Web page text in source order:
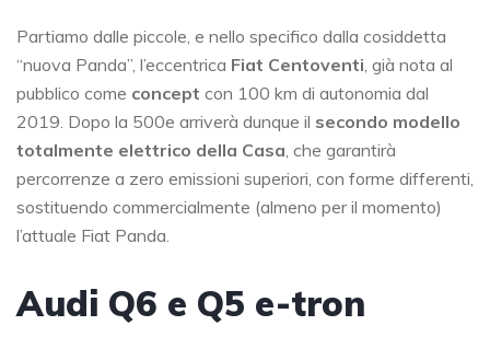
Partiamo dalle piccole, e nello specifico dalla cosiddetta
“nuova Panda”, l’eccentrica Fiat Centoventi, già nota al
pubblico come concept con 100 km di autonomia dal
2019. Dopo la 500e arriverà dunque il secondo modello
totalmente elettrico della Casa, che garantirà
percorrenze a zero emissioni superiori, con forme differenti,
sostituendo commercialmente (almeno per il momento)
l’attuale Fiat Panda.
Audi Q6 e Q5 e-tron